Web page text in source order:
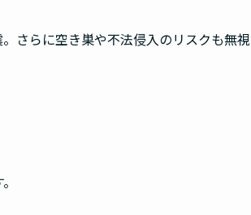
さらに空き巣や不法侵入のリスクも無視